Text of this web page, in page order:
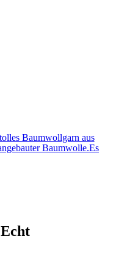
Baumwollgarn aus
Baumwolle.Es